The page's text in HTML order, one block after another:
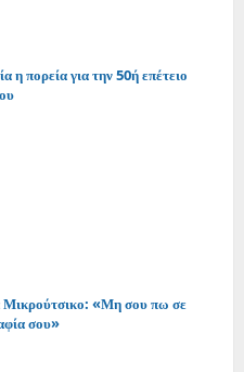
η πορεία για την 50ή επέτειο
Μικρούτσικο: «Μη σου πω σε
σου»